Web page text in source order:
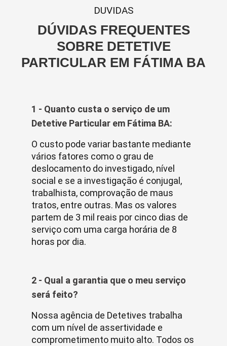
DUVIDAS
DÚVIDAS FREQUENTES
SOBRE DETETIVE
PARTICULAR EM FÁTIMA BA
1 - Quanto custa o serviço de um
Detetive Particular em Fátima BA:
O custo pode variar bastante mediante
vários fatores como o grau de
deslocamento do investigado, nível
social e se a investigação é conjugal,
trabalhista, comprovação de maus
tratos, entre outras. Mas os valores
partem de 3 mil reais por cinco dias de
serviço com uma carga horária de 8
horas por dia.
2 - Qual a garantia que o meu serviço
será feito?
Nossa agência de Detetives trabalha
com um nível de assertividade e
comprometimento muito alto. Todos os